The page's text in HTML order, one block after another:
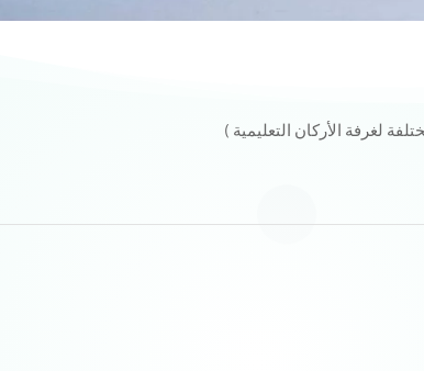
لغرفة الأركان التعليمية )